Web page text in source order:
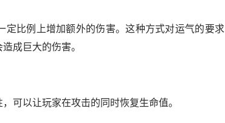
定比例上增加额外的伤害。这种方式对运气的要求
成巨大的伤害。
可以让玩家在攻击的同时恢复生命值。